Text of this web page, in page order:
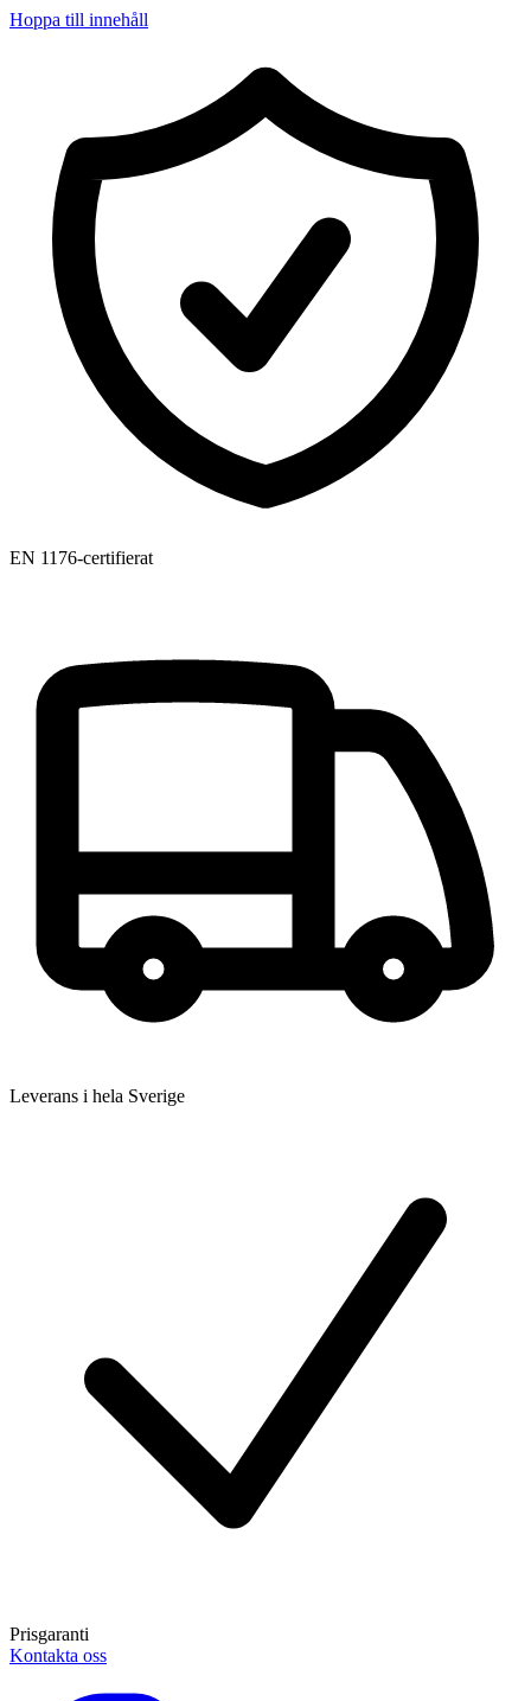
Hoppa till innehåll
EN 1176-certifierat
Leverans i hela Sverige
Prisgaranti
Kontakta oss